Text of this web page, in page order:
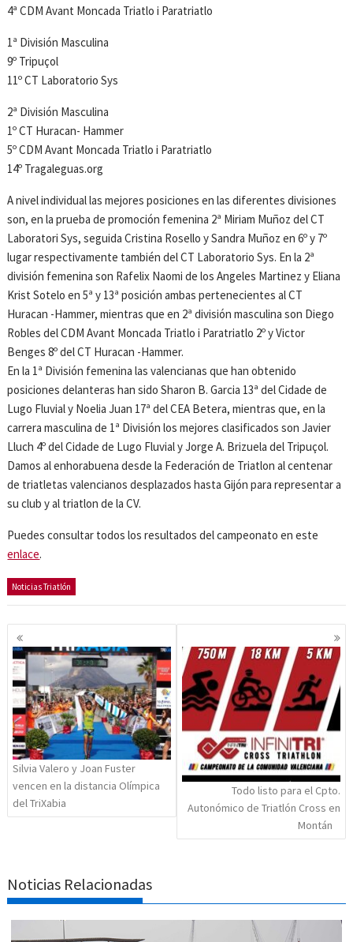
4ª CDM Avant Moncada Triatlo i Paratriatlo
1ª División Masculina
9º Tripuçol
11º CT Laboratorio Sys
2ª División Masculina
1º CT Huracan- Hammer
5º CDM Avant Moncada Triatlo i Paratriatlo
14º Tragaleguas.org
A nivel individual las mejores posiciones en las diferentes divisiones
son, en la prueba de promoción femenina 2ª Miriam Muñoz del CT
Laboratori Sys, seguida Cristina Rosello y Sandra Muñoz en 6º y 7º
lugar respectivamente también del CT Laboratorio Sys. En la 2ª
división femenina son Rafelix Naomi de los Angeles Martinez y Eliana
Krist Sotelo en 5ª y 13ª posición ambas pertenecientes al CT
Huracan -Hammer, mientras que en 2ª división masculina son Diego
Robles del CDM Avant Moncada Triatlo i Paratriatlo 2º y Victor
Benges 8º del CT Huracan -Hammer.
En la 1ª División femenina las valencianas que han obtenido
posiciones delanteras han sido Sharon B. Garcia 13ª del Cidade de
Lugo Fluvial y Noelia Juan 17ª del CEA Betera, mientras que, en la
carrera masculina de 1ª División los mejores clasificados son Javier
Lluch 4º del Cidade de Lugo Fluvial y Jorge A. Brizuela del Tripuçol.
Damos al enhorabuena desde la Federación de Triatlon al centenar
de triatletas valencianos desplazados hasta Gijón para representar a
su club y al triatlon de la CV.
Puedes consultar todos los resultados del campeonato en este
enlace.
Noticias Triatlón
Navegación
de
entradas
Silvia Valero y Joan Fuster
vencen en la distancia Olímpica
del TriXabia
Todo listo para el Cpto.
Autonómico de Triatlón Cross en
Montán
Noticias Relacionadas